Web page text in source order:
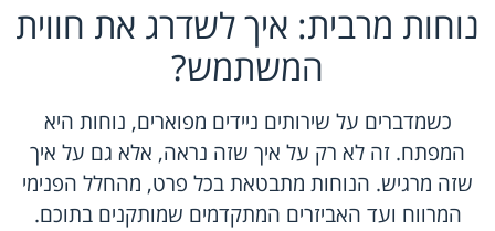
נוחות מרבית: איך לשדרג את חווית
המשתמש?
כשמדברים על שירותים ניידים מפוארים, נוחות היא
המפתח. זה לא רק על איך שזה נראה, אלא גם על איך
שזה מרגיש. הנוחות מתבטאת בכל פרט, מהחלל הפנימי
המרווח ועד האביזרים המתקדמים שמותקנים בתוכם.